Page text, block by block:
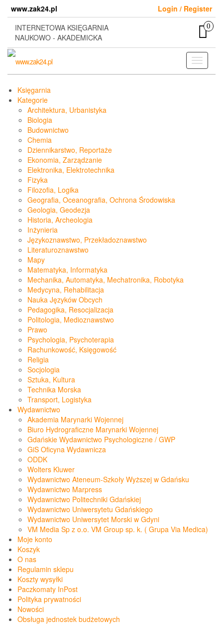
content
www.zak24.pl
Login / Register
INTERNETOWA KSIĘGARNIA
NAUKOWO - AKADEMICKA
0
Toggle
Księgarnia
Kategorie
Architektura, Urbanistyka
Biologia
Budownictwo
Chemia
Dziennikarstwo, Reportaże
Ekonomia, Zarządzanie
Elektronika, Elektrotechnika
Fizyka
Filozofia, Logika
Geografia, Oceanografia, Ochrona Środowiska
Geologia, Geodezja
Historia, Archeologia
Inżynieria
Językoznawstwo, Przekładoznawstwo
Literaturoznawstwo
Mapy
Matematyka, Informatyka
Mechanika, Automatyka, Mechatronika, Robotyka
Medycyna, Rehabilitacja
Nauka Języków Obcych
Pedagogika, Resocjalizacja
Politologia, Medioznawstwo
Prawo
Psychologia, Psychoterapia
Rachunkowość, Księgowość
Religia
Socjologia
Sztuka, Kultura
Technika Morska
Transport, Logistyka
Wydawnictwo
Akademia Marynarki Wojennej
Biuro Hydrograficzne Marynarki Wojennej
Gdańskie Wydawnictwo Psychologiczne / GWP
GiS Oficyna Wydawnicza
ODDK
Wolters Kluwer
Wydawnictwo Ateneum-Szkoły Wyższej w Gdańsku
Wydawnictwo Marpress
Wydawnictwo Politechniki Gdańskiej
Wydawnictwo Uniwersytetu Gdańskiego
Wydawnictwo Uniwersytet Morski w Gdyni
VM Media Sp z o.o. VM Group sp. k. ( Grupa Via Medica)
Moje konto
Koszyk
O nas
Regulamin sklepu
Koszty wysyłki
Paczkomaty InPost
Polityka prywatności
Nowości
Obsługa jednostek budżetowych